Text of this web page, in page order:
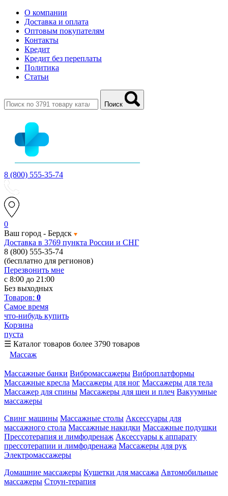
О компании
Доставка и оплата
Оптовым покупателям
Контакты
Кредит
Кредит без переплаты
Политика
Статьи
Поиск
8 (800) 555-35-74
0
Ваш город - Бердск
Доставка в 3769 пункта России и СНГ
8 (800) 555-35-74
(бесплатно для регионов)
Перезвонить мне
с 8:00 до 21:00
Без выходных
Товаров: 0
Самое время
что-нибудь купить
Корзина
пуста
☰ Каталог товаров более 3790 товаров
Массаж
Массажные банки Вибромассажеры Виброплатформы
Массажные кресла Массажеры для ног Массажеры для тела
Массажер для спины Массажеры для шеи и плеч Вакуумные
массажеры
Свинг машины Массажные столы Аксессуары для
массажного стола Массажные накидки Массажные подушки
Прессотерапия и лимфодренаж Аксессуары к аппарату
прессотерапии и лимфодренажа Массажеры для рук
Электромассажеры
Домашние массажеры Кушетки для массажа Автомобильные
массажеры Стоун-терапия